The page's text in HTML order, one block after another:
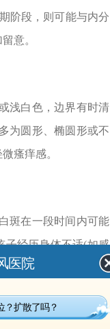
阶段，则可能与内分
意。
浅白色，边界有时清
为圆形、椭圆形或不
瘙痒感。
斑在一段时间内可能
子经历身体不适(如感
。
医院
？扩散了吗？